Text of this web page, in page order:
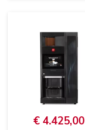
€ 4.425,00